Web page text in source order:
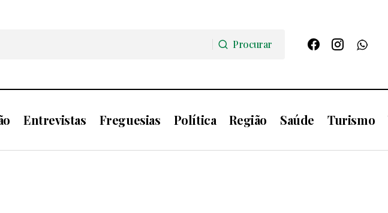
Procurar
Entrevistas Freguesias Política Região Saúde Turismo